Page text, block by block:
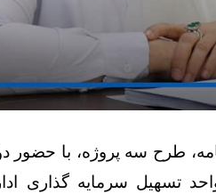
طرح سه پروژه، با حضور
تسهیل سرمایه گذاری